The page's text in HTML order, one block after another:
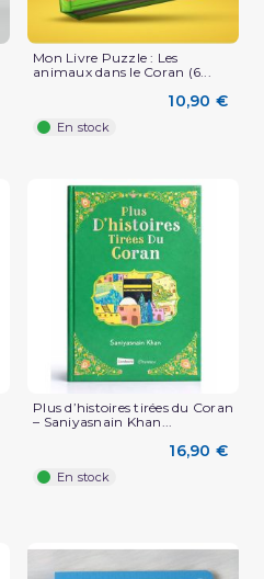
Mon Livre Puzzle : Les
animaux dans le Coran (6...
10,90 €
En stock
Plus d’histoires tirées du Coran
– Saniyasnain Khan...
16,90 €
En stock